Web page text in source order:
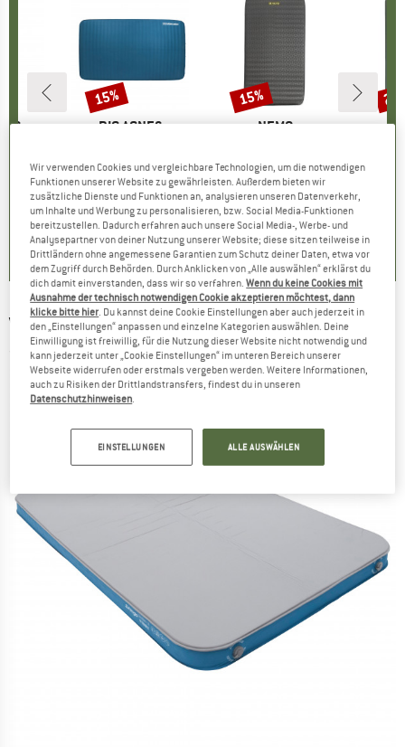
Preis
€
MARKE
BIG AGNES
Produktgruppe
Isomatte
Preis
299,95 € reduzierter Preis
ab 254,96 €
0,0(0)
Rabatt
15%
MARKE
NEMO
Produktgruppe
Isomatte
Preis
389,95 €reduzierter Preis
331,46 €
3,0(3)
Rabatt
15%
VANGO -Shangri-La II 10 Double - Isomatte
(0)
Wir verwenden Cookies und vergleichbare Technologien, um die notwendigen
Funktionen unserer Website zu gewährleisten. Außerdem bieten wir
zusätzliche Dienste und Funktionen an, analysieren unseren Datenverkehr,
um Inhalte und Werbung zu personalisieren, bzw. Social Media-Funktionen
bereitzustellen. Dadurch erfahren auch unsere Social Media-, Werbe- und
Analysepartner von deiner Nutzung unserer Website; diese sitzen teilweise in
Drittländern ohne angemessene Garantien zum Schutz deiner Daten, etwa vor
dem Zugriff durch Behörden. Durch Anklicken von „Alle auswählen“ erklärst du
dich damit einverstanden, dass wir so verfahren.Wenn du keine Cookies mit
Ausnahme der technisch notwendigen Cookie akzeptieren möchtest, dann
klicke bitte hier. Du kannst deine Cookie Einstellungen aber auch jederzeit in
den „Einstellungen“ anpassen und einzelne Kategorien auswählen. Deine
Einwilligung ist freiwillig, für die Nutzung dieser Website nicht notwendig und
kann jederzeit unter „Cookie Einstellungen“ im unteren Bereich unserer
Webseite widerrufen oder erstmals vergeben werden. Weitere Informationen,
auch zu Risiken der Drittlandstransfers, findest du in unseren
Datenschutzhinweisen.
EINSTELLUNGEN ALLE AUSWÄHLEN